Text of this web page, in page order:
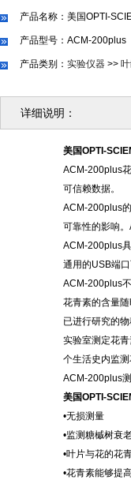
产品名称：美国OPTI-
产品型号：ACM-200plus
产品类别： 实验仪器 >>
详细说明：
美国OPTI-
ACM-200plus
可信赖数据。
ACM-200plus
可靠性的影响
ACM-200plus
通用的USB端
ACM-200plus
花青素的含量随
已进行研究的
实验室测定花
个生活史内监测
ACM-200plus
美国OPTI-
•无损测量
•监测糖槭树衰
•叶片与花的花
•花青素能够提